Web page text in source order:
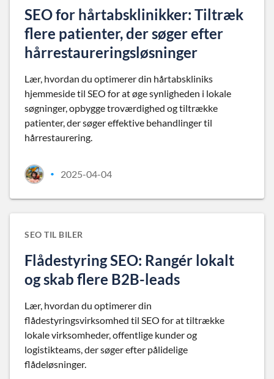
SEO for hårtabsklinikker: Tiltræk
flere patienter, der søger efter
hårrestaureringsløsninger
Lær, hvordan du optimerer din hårtabskliniks
hjemmeside til SEO for at øge synligheden i lokale
søgninger, opbygge troværdighed og tiltrække
patienter, der søger effektive behandlinger til
hårrestaurering.
• 2025-04-04
SEO TIL BILER
Flådestyring SEO: Rangér lokalt
og skab flere B2B-leads
Lær, hvordan du optimerer din
flådestyringsvirksomhed til SEO for at tiltrække
lokale virksomheder, offentlige kunder og
logistikteams, der søger efter pålidelige
flådeløsninger.